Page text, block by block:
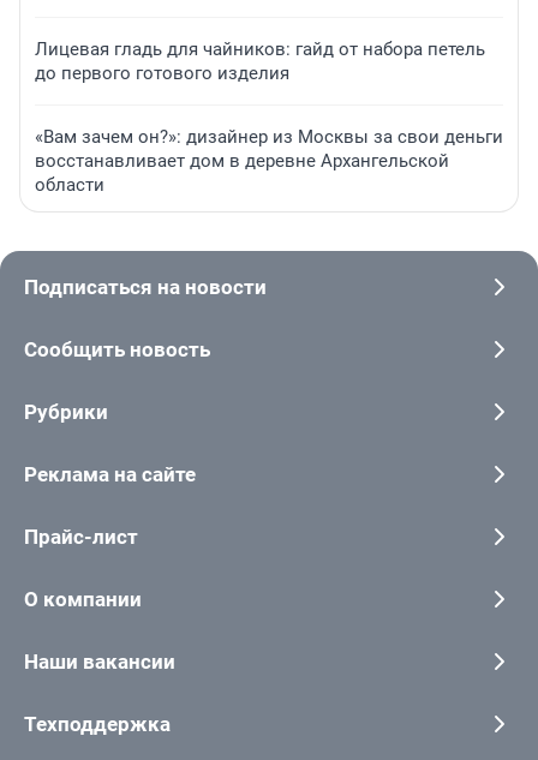
Лицевая гладь для чайников: гайд от набора петель
до первого готового изделия
«Вам зачем он?»: дизайнер из Москвы за свои деньги
восстанавливает дом в деревне Архангельской
области
Подписаться на новости
Сообщить новость
Рубрики
Реклама на сайте
Прайс-лист
О компании
Наши вакансии
Техподдержка